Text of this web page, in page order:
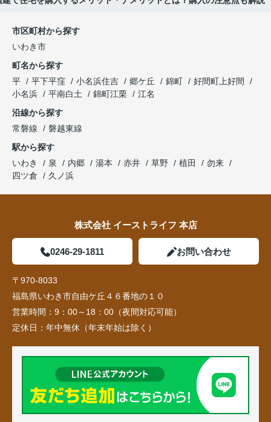
市区町村から探す
いわき市
町名から探す
平
平下平窪 小名浜住吉 郷ケ丘 錦町
好間町上好間
小名浜
平南白土 錦町江栗
江名
沿線から探す
常磐線
磐越東線
駅から探す
いわき
泉 内郷 湯本 赤井 草野 植田
勿来
四ツ倉
久ノ浜
株式会社 イーストライフ 本店
0246-29-1811 お問い合わせ
〒970-8033
福島県いわき市自由ケ丘４６番地の１０
営業時間： 9：00～18：00（夜間対応可能）
定休日： 年中無休（年末年始は除く）